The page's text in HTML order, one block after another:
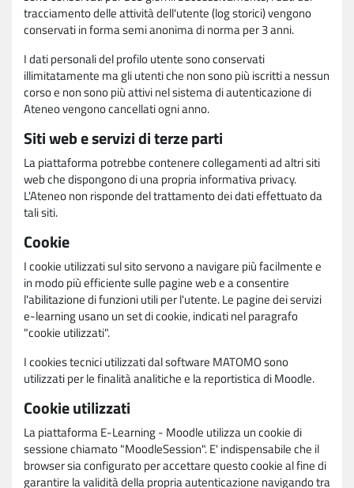
tracciamento delle attività dell'utente (log storici) vengono
conservati in forma semi anonima di norma per 3 anni.
I dati personali del profilo utente sono conservati
illimitatamente ma gli utenti che non sono più iscritti a nessun
corso e non sono più attivi nel sistema di autenticazione di
Ateneo vengono cancellati ogni anno.
Siti web e servizi di terze parti
La piattaforma potrebbe contenere collegamenti ad altri siti
web che dispongono di una propria informativa privacy.
L'Ateneo non risponde del trattamento dei dati effettuato da
tali siti.
Cookie
I cookie utilizzati sul sito servono a navigare più facilmente e
in modo più efficiente sulle pagine web e a consentire
l'abilitazione di funzioni utili per l'utente. Le pagine dei servizi
e-learning usano un set di cookie, indicati nel paragrafo
"cookie utilizzati".
I cookies tecnici utilizzati dal software MATOMO sono
utilizzati per le finalità analitiche e la reportistica di Moodle.
Cookie utilizzati
La piattaforma E-Learning - Moodle utilizza un cookie di
sessione chiamato "MoodleSession". E' indispensabile che il
browser sia configurato per accettare questo cookie al fine di
garantire la validità della propria autenticazione navigando tra